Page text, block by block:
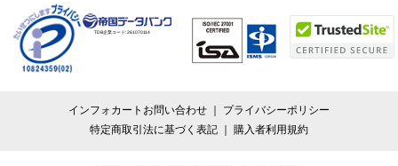
TDB企業コード:261070114
インフォカートお問い合わせ
プライバシーポリシー
特定商取引法に基づく表記
購入者利用規約